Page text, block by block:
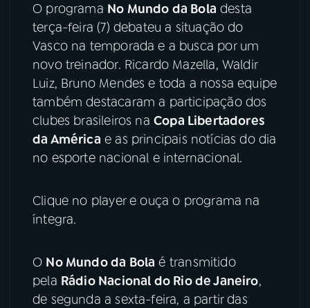
08FESTIVAL DE MÚSICA
YouTube Facebook
Instagram X
TikTok
O programa No Mundo da Bola desta
terça-feira (7) debateu a situação do
Vasco na temporada e a busca por um
novo treinador. Ricardo Mazella, Waldir
Luiz, Bruno Mendes e toda a nossa equipe
também destacaram a participação dos
clubes brasileiros na Copa Libertadores
da América e as principais notícias do dia
no esporte nacional e internacional.
Clique no player e ouça o programa na
íntegra.
O No Mundo da Bola é transmitido
pela Rádio Nacional do Rio de Janeiro,
de segunda a sexta-feira, a partir das